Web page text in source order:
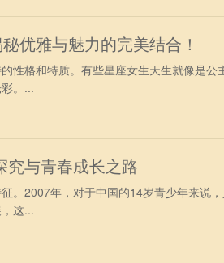
优雅与魅力的完美结合！
性格和特质。有些星座女生天生就像是公
。...
究与青春成长之路
。2007年，对于中国的14岁青少年来说
这...